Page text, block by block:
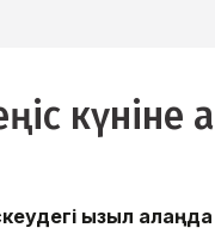
күніне
Қызыл